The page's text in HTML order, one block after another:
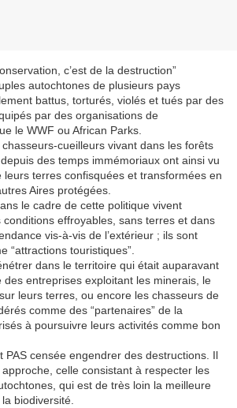
c’est de la destruction”
autochtones de plusieurs pays
battus, torturés, violés et tués par des
par des organisations de
le WWF ou African Parks.
chasseurs-cueilleurs vivant dans les forêts
des temps immémoriaux ont ainsi vu
leurs terres confisquées et transformées en
Aires protégées.
le cadre de cette politique vivent
conditions effroyables, sans terres et dans
vis-à-vis de l’extérieur ; ils sont
“attractions touristiques”.
dans le territoire qui était auparavant
des entreprises exploitant les minerais, le
leurs terres, ou encore les chasseurs de
comme des “partenaires” de la
à poursuivre leurs activités comme bon
PAS censée engendrer des destructions. Il
celle consistant à respecter les
qui est de très loin la meilleure
biodiversité.